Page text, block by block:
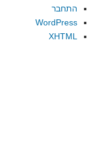
התחבר
WordPress
XHTML